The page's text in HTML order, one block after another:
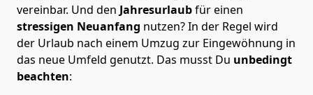
vereinbar. Und den Jahresurlaubfür einen
stressigen Neuanfang nutzen? In der Regel wird
der Urlaub nach einem Umzug zur Eingewöhnung in
das neue Umfeld genutzt. Das musst Du unbedingt
beachten: